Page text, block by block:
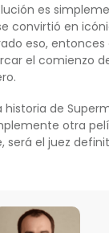
es
convirtió en
eso, entonces
el comienzo
de
otra
será el juez